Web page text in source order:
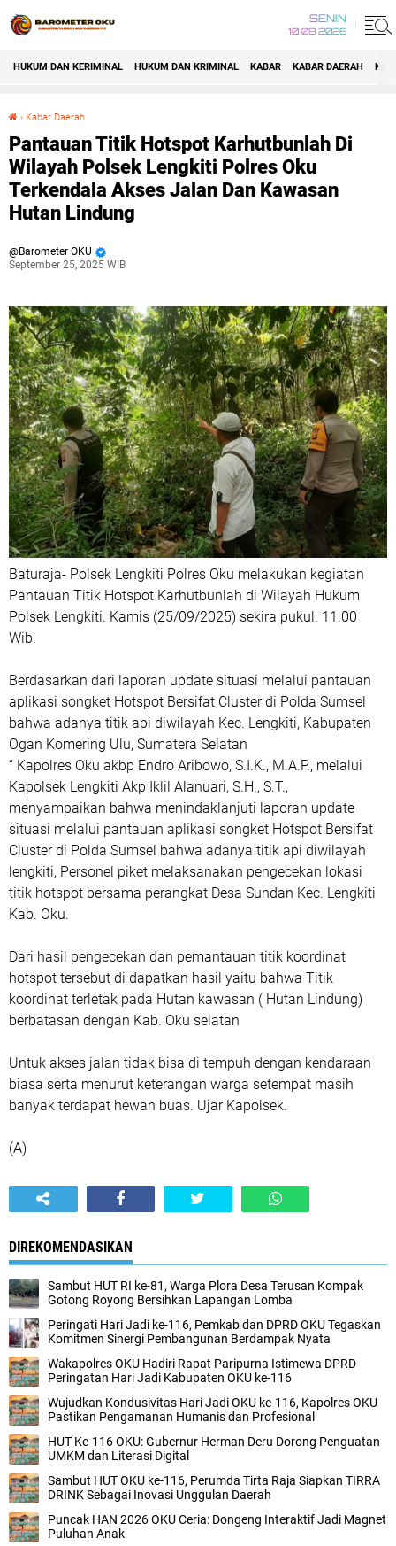
SENIN
10 08 2026
HUKUM DAN KERIMINAL HUKUM DAN KRIMINAL KABAR KABAR DAERAH
› Kabar Daerah
Pantauan Titik Hotspot Karhutbunlah Di
Wilayah Polsek Lengkiti Polres Oku
Terkendala Akses Jalan Dan Kawasan
Hutan Lindung
Barometer OKU
September 25, 2025 WIB
Baturaja- Polsek Lengkiti Polres Oku melakukan kegiatan
Pantauan Titik Hotspot Karhutbunlah di Wilayah Hukum
Polsek Lengkiti. Kamis (25/09/2025) sekira pukul. 11.00
Wib.
Berdasarkan dari laporan update situasi melalui pantauan
aplikasi songket Hotspot Bersifat Cluster di Polda Sumsel
bahwa adanya titik api diwilayah Kec. Lengkiti, Kabupaten
Ogan Komering Ulu, Sumatera Selatan
‎“ Kapolres Oku akbp Endro Aribowo, S.I.K., M.A.P., melalui
Kapolsek Lengkiti Akp Iklil Alanuari, S.H., S.T.,
menyampaikan bahwa menindaklanjuti laporan update
situasi melalui pantauan aplikasi songket Hotspot Bersifat
Cluster di Polda Sumsel bahwa adanya titik api diwilayah
lengkiti, Personel piket melaksanakan pengecekan lokasi
titik hotspot bersama perangkat Desa Sundan Kec. Lengkiti
Kab. Oku.
‎‎Dari hasil pengecekan dan pemantauan titik koordinat
hotspot tersebut di dapatkan hasil yaitu bahwa Titik
koordinat terletak pada Hutan kawasan ( Hutan Lindung)
berbatasan dengan Kab. Oku selatan
‎‎Untuk akses jalan tidak bisa di tempuh dengan kendaraan
biasa serta menurut keterangan warga setempat masih
banyak terdapat hewan buas. Ujar Kapolsek.
(A)
DIREKOMENDASIKAN
Sambut HUT RI ke-81, Warga Plora Desa Terusan Kompak
Gotong Royong Bersihkan Lapangan Lomba
Peringati Hari Jadi ke-116, Pemkab dan DPRD OKU Tegaskan
Komitmen Sinergi Pembangunan Berdampak Nyata
Wakapolres OKU Hadiri Rapat Paripurna Istimewa DPRD
Peringatan Hari Jadi Kabupaten OKU ke-116
Wujudkan Kondusivitas Hari Jadi OKU ke-116, Kapolres OKU
Pastikan Pengamanan Humanis dan Profesional
HUT Ke-116 OKU: Gubernur Herman Deru Dorong Penguatan
UMKM dan Literasi Digital
Sambut HUT OKU ke-116, Perumda Tirta Raja Siapkan TIRRA
DRINK Sebagai Inovasi Unggulan Daerah
Puncak HAN 2026 OKU Ceria: Dongeng Interaktif Jadi Magnet
Puluhan Anak